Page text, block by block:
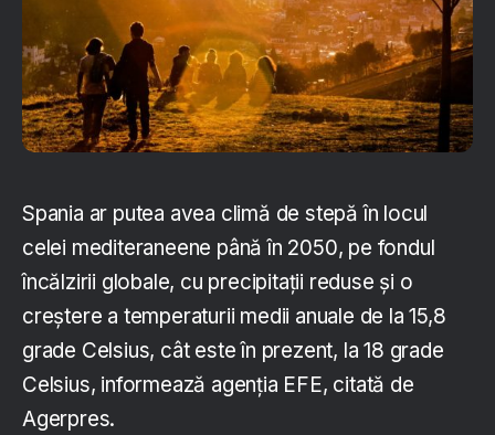
Spania ar putea avea climă de stepă în locul
celei mediteraneene până în 2050, pe fondul
încălzirii globale, cu precipitaţii reduse şi o
creştere a temperaturii medii anuale de la 15,8
grade Celsius, cât este în prezent, la 18 grade
Celsius, informează agenţia EFE, citată de
Agerpres.